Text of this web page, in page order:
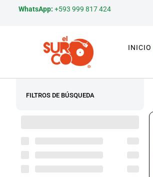
WhatsApp: +593 999 817 424
INICIO
FILTROS DE BÚSQUEDA